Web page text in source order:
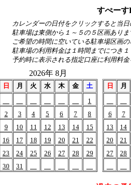
すぺー
カレンダーの日付をクリックすると当
駐車場は東側から１～５の５区画ありま
ご希望の時間に空いている駐車場区画
駐車場の利用料金は１時間までにつき
予約時に表示される指定口座に利用料
2026年 8月
日 月 火 水 木 金
土
1
2
3 4 5 6 7
8
9
10 11 12 13 14
15
16
17 18 19 20 21
22
23
24 25 26 27 28
29
30
31
日 月
6
7
13
14
20
21
27
28